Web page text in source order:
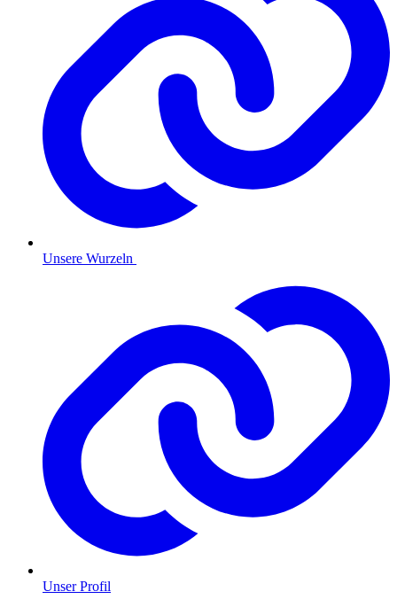
Unsere Wurzeln
Unser Profil